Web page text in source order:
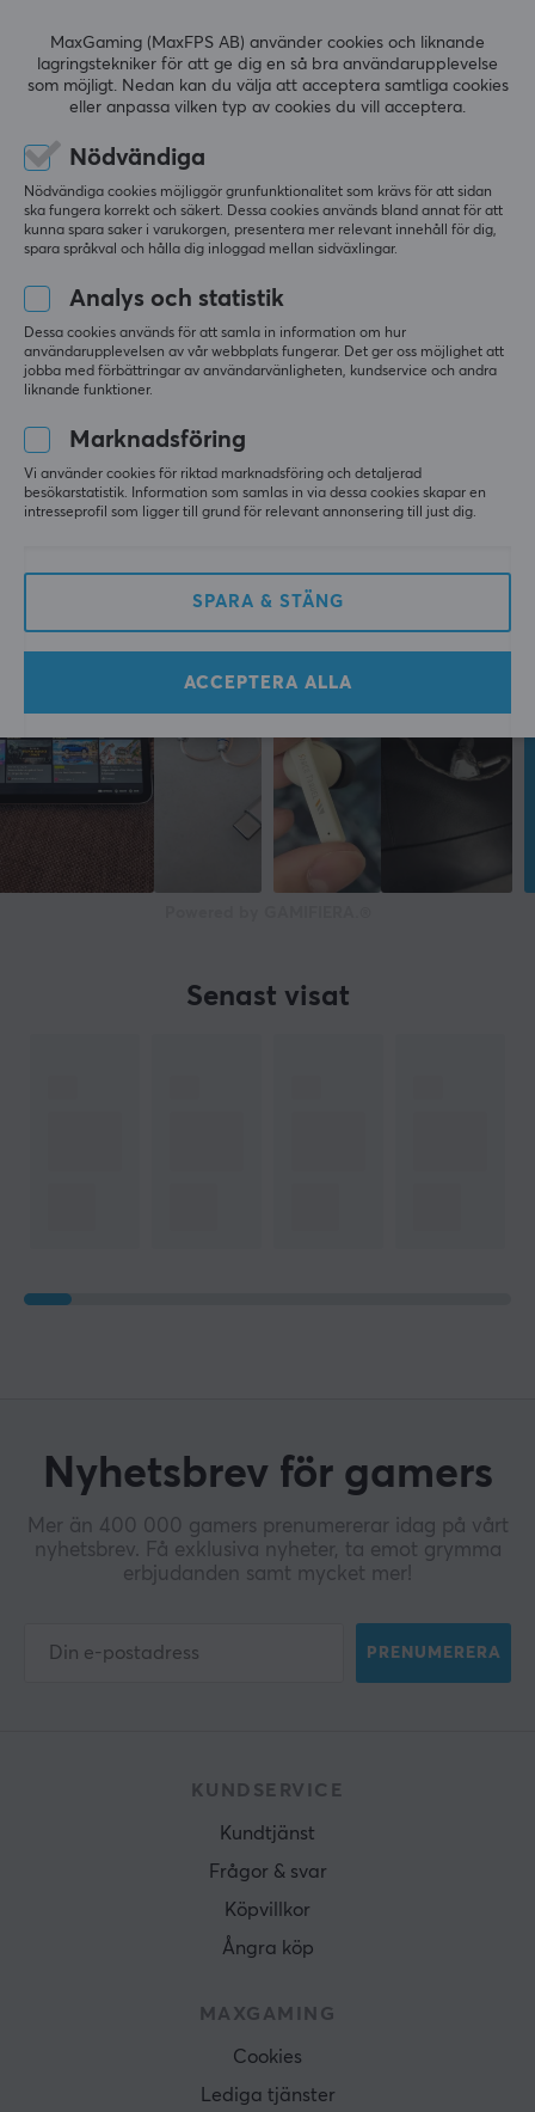
utvecklingen av handkontroller, gamepads och
tillbehör till mobil gaming och konsol. Dom tar ofta
fram nya innovativa produkter för att ge sina
användare övertag. Deras mjukvara går att ladda ner
här
GameSir har idag samarbeten med stora företag över
hela världen Apple, Gameloft, Nvidia, DJI och många
tillhandahålla marknaden med innovativ spelhårdvara,
programvarn och service, som hjälper användarna att
njuta av seger.
SPECIFIKATIONER
EGENSKAPER
Färg
Producentens garanti
RECENSIONER (0) FRÅGOR OCH SVAR (0)
0.0
Baserat på 0 recensioner
4
3
0%
2
0%
1
0%
LÄMNA RECENSION
Senast visat
Nyhetsbrev för gamers
Mer än 400 000 gamers prenumererar idag på vårt
nyhetsbrev. Få exklusiva nyheter, ta emot grymma
erbjudanden samt mycket mer!
PRENUMERERA
KUNDSERVICE
Kundtjänst
Frågor & svar
Köpvillkor
Ångra köp
MAXGAMING
Cookies
Lediga tjänster
MaxGaming (MaxFPS AB) använder cookies och liknande
lagringstekniker för att ge dig en så bra användarupplevelse
som möjligt. Nedan kan du välja att acceptera samtliga cookies
eller anpassa vilken typ av cookies du vill acceptera.
Nödvändiga
Nödvändiga cookies möjliggör grunfunktionalitet som krävs för att sidan
ska fungera korrekt och säkert. Dessa cookies används bland annat för att
kunna spara saker i varukorgen, presentera mer relevant innehåll för dig,
spara språkval och hålla dig inloggad mellan sidväxlingar.
Analys och statistik
Dessa cookies används för att samla in information om hur
användarupplevelsen av vår webbplats fungerar. Det ger oss möjlighet att
jobba med förbättringar av användarvänligheten, kundservice och andra
liknande funktioner.
Marknadsföring
Vi använder cookies för riktad marknadsföring och detaljerad
besökarstatistik. Information som samlas in via dessa cookies skapar en
intresseprofil som ligger till grund för relevant annonsering till just dig.
SPARA & STÄNG
ACCEPTERA ALLA